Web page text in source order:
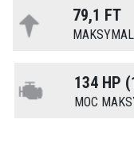
79,1 FT
134 HP
MOC